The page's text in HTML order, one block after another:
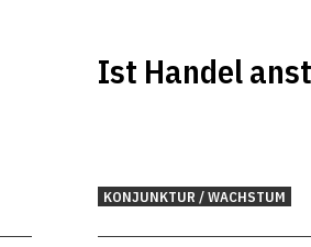
Ist Handel
KONJUNKTUR / WACHSTUM